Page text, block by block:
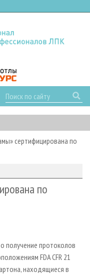
сертифицирована по
по
получение протоколов
FDA CFR 21
находящиеся в